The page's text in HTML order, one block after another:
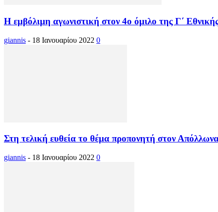
Η εμβόλιμη αγωνιστική στον 4ο όμιλο της Γ΄
giannis - 18 Ιανουαρίου 2022 0
Στη τελική ευθεία το θέμα προπονητή στον
giannis - 18 Ιανουαρίου 2022 0